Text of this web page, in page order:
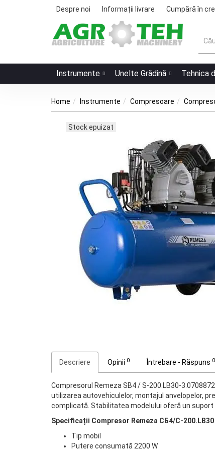
Despre noi Informații livrare Cumpără în
Instrumente Unelte Grădină Tehnica
Home Instrumente Compresoare
Stock epuizat
Descriere Opinii 0 Întrebare - Răspuns 0
Compresorul Remeza SB4 / S-200.LB30-
utilizarea autovehiculelor, montajul anvelopelor,
complicată. Stabilitatea modelului oferă un
Specificații Compresor Remeza СБ4/С-200.LB30
Tip mobil
Putere consumată 2200 W